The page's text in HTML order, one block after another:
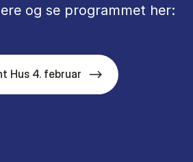
og se pro­gram­met her:
Hus 4. februar